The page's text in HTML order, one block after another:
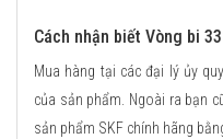
Cách nhận biết Vòng bi
Mua hàng tại các đại lý ủy
của sản phẩm. Ngoài ra bạn
sản phẩm SKF chính hãng